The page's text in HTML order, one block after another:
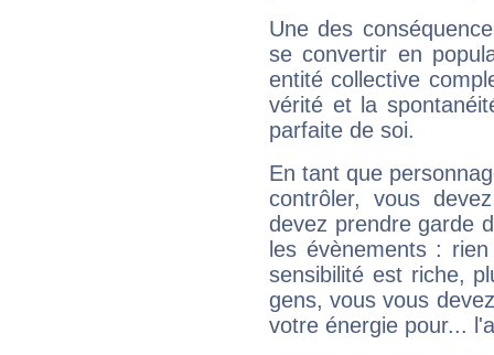
Une des
se convertir en
entité collective
vérité et la
parfaite de soi.
En tant que
contrôler, vous
devez prendre garde
les évènements :
sensibilité est riche,
gens, vous vous
votre énergie pour...